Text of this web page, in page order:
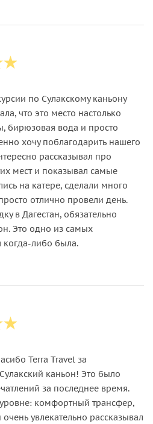
по Сулакскому каньону
что это место настолько
бирюзовая вода и просто
хочу поблагодарить нашего
рассказывал про
мест и показывал самые
на катере, сделали много
отлично провели день.
в Дагестан, обязательно
Это одно из самых
когда-либо была.
Terra Travel за
каньон! Это было
за последнее время.
комфортный трансфер,
увлекательно рассказывал